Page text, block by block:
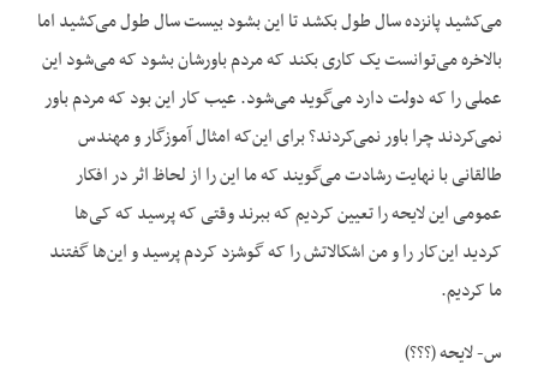
می‌کشید پانزده سال طول بکشد تا این بشود بیست سال طول می‌کشید اما
بالاخره می‌توانست یک کاری بکند که مردم باورشان بشود که می‌شود این
عملی را که دولت دارد می‌گوید می‌شود. عیب کار این بود که مردم باور
نمی‌کردند چرا باور نمی‌کردند؟ برای این‌که امثال آموزگار و مهندس
طالقانی با نهایت رشادت می‌گویند که ما این را از لحاظ اثر در افکار
عمومی این لایحه را تعیین کردیم که ببرند وقتی که پرسید که کی‌ها
کردید این‌کار را و من اشکالاتش را که گوشزد کردم پرسید و این‌ها گفتند
ما کردیم.
س- لایحه (؟؟؟)